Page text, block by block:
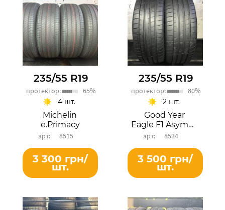
235/55 R19
протектор: 65%
Michelin
e.Primacy
8515
4 шт.
3 300 грн/
шт.
235/55 R19
протектор: 80%
Good Year
Eagle F1 Asymmetric 3
8534
2 шт.
3 500 грн/
шт.